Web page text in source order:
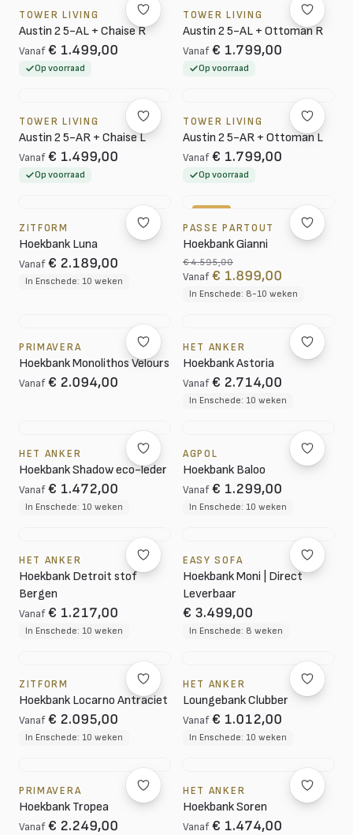
TOWER LIVING
Austin 2 5-AL + Chaise R
Vanaf € 1.499,00
Op voorraad
TOWER LIVING
Austin 2 5-AL + Ottoman R
Vanaf € 1.799,00
Op voorraad
TOWER LIVING
Austin 2 5-AR + Chaise L
Vanaf € 1.499,00
Op voorraad
TOWER LIVING
Austin 2 5-AR + Ottoman L
Vanaf € 1.799,00
Op voorraad
ZITFORM
Hoekbank Luna
Vanaf € 2.189,00
In Enschede: 10 weken
PASSE PARTOUT
Hoekbank Gianni
€ 4.595,00
Vanaf € 1.899,00
In Enschede: 8-10 weken
PRIMAVERA
Hoekbank Monolithos Velours
Vanaf € 2.094,00
HET ANKER
Hoekbank Astoria
Vanaf € 2.714,00
In Enschede: 10 weken
HET ANKER
Hoekbank Shadow eco-leder
Vanaf € 1.472,00
In Enschede: 10 weken
AGPOL
Hoekbank Baloo
Vanaf € 1.299,00
In Enschede: 10 weken
HET ANKER
Hoekbank Detroit stof
Bergen
Vanaf € 1.217,00
In Enschede: 10 weken
EASY SOFA
Hoekbank Moni | Direct
Leverbaar
€ 3.499,00
In Enschede: 8 weken
ZITFORM
Hoekbank Locarno Antraciet
Vanaf € 2.095,00
In Enschede: 10 weken
HET ANKER
Loungebank Clubber
Vanaf € 1.012,00
In Enschede: 10 weken
PRIMAVERA
Hoekbank Tropea
Vanaf € 2.249,00
HET ANKER
Hoekbank Soren
Vanaf € 1.474,00